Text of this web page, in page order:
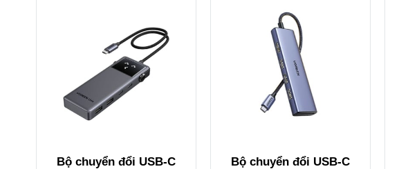
Bộ chuyển đổi USB-C
Bộ chuyển đổi USB-C